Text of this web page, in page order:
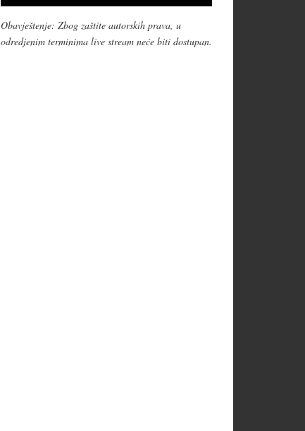
Obavještenje: Zbog zaštite autorskih prava, u
odredjenim terminima live stream neće biti dostupan.